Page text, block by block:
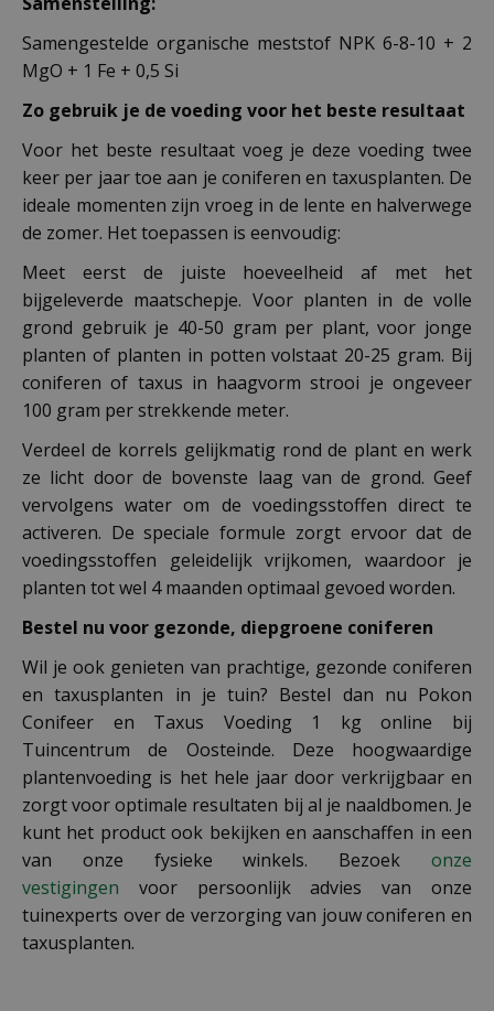
Samengestelde organische meststof NPK 6-8-10 + 2
MgO + 1 Fe + 0,5 Si
Zo gebruik je de voeding voor het beste resultaat
Voor het beste resultaat voeg je deze voeding twee
keer per jaar toe aan je coniferen en taxusplanten. De
ideale momenten zijn vroeg in de lente en halverwege
de zomer. Het toepassen is eenvoudig:
Meet eerst de juiste hoeveelheid af met het
bijgeleverde maatschepje. Voor planten in de volle
grond gebruik je 40-50 gram per plant, voor jonge
planten of planten in potten volstaat 20-25 gram. Bij
coniferen of taxus in haagvorm strooi je ongeveer
100 gram per strekkende meter.
Verdeel de korrels gelijkmatig rond de plant en werk
ze licht door de bovenste laag van de grond. Geef
vervolgens water om de voedingsstoffen direct te
activeren. De speciale formule zorgt ervoor dat de
voedingsstoffen geleidelijk vrijkomen, waardoor je
planten tot wel 4 maanden optimaal gevoed worden.
Bestel nu voor gezonde, diepgroene coniferen
Wil je ook genieten van prachtige, gezonde coniferen
en taxusplanten in je tuin? Bestel dan nu Pokon
Conifeer en Taxus Voeding 1 kg online bij
Tuincentrum de Oosteinde. Deze hoogwaardige
plantenvoeding is het hele jaar door verkrijgbaar en
zorgt voor optimale resultaten bij al je naaldbomen. Je
kunt het product ook bekijken en aanschaffen in een
van onze fysieke winkels. Bezoek onze
vestigingen voor persoonlijk advies van onze
tuinexperts over de verzorging van jouw coniferen en
taxusplanten.